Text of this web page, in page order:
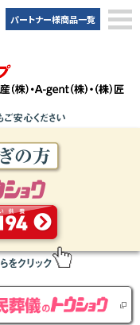
パートナー様商品一覧